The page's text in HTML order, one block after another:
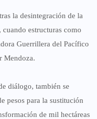
la desintegración de la
estructuras como
Guerrillera del Pacífico
Mendoza.
diálogo, también se
pesos para la sustitución
de mil hectáreas